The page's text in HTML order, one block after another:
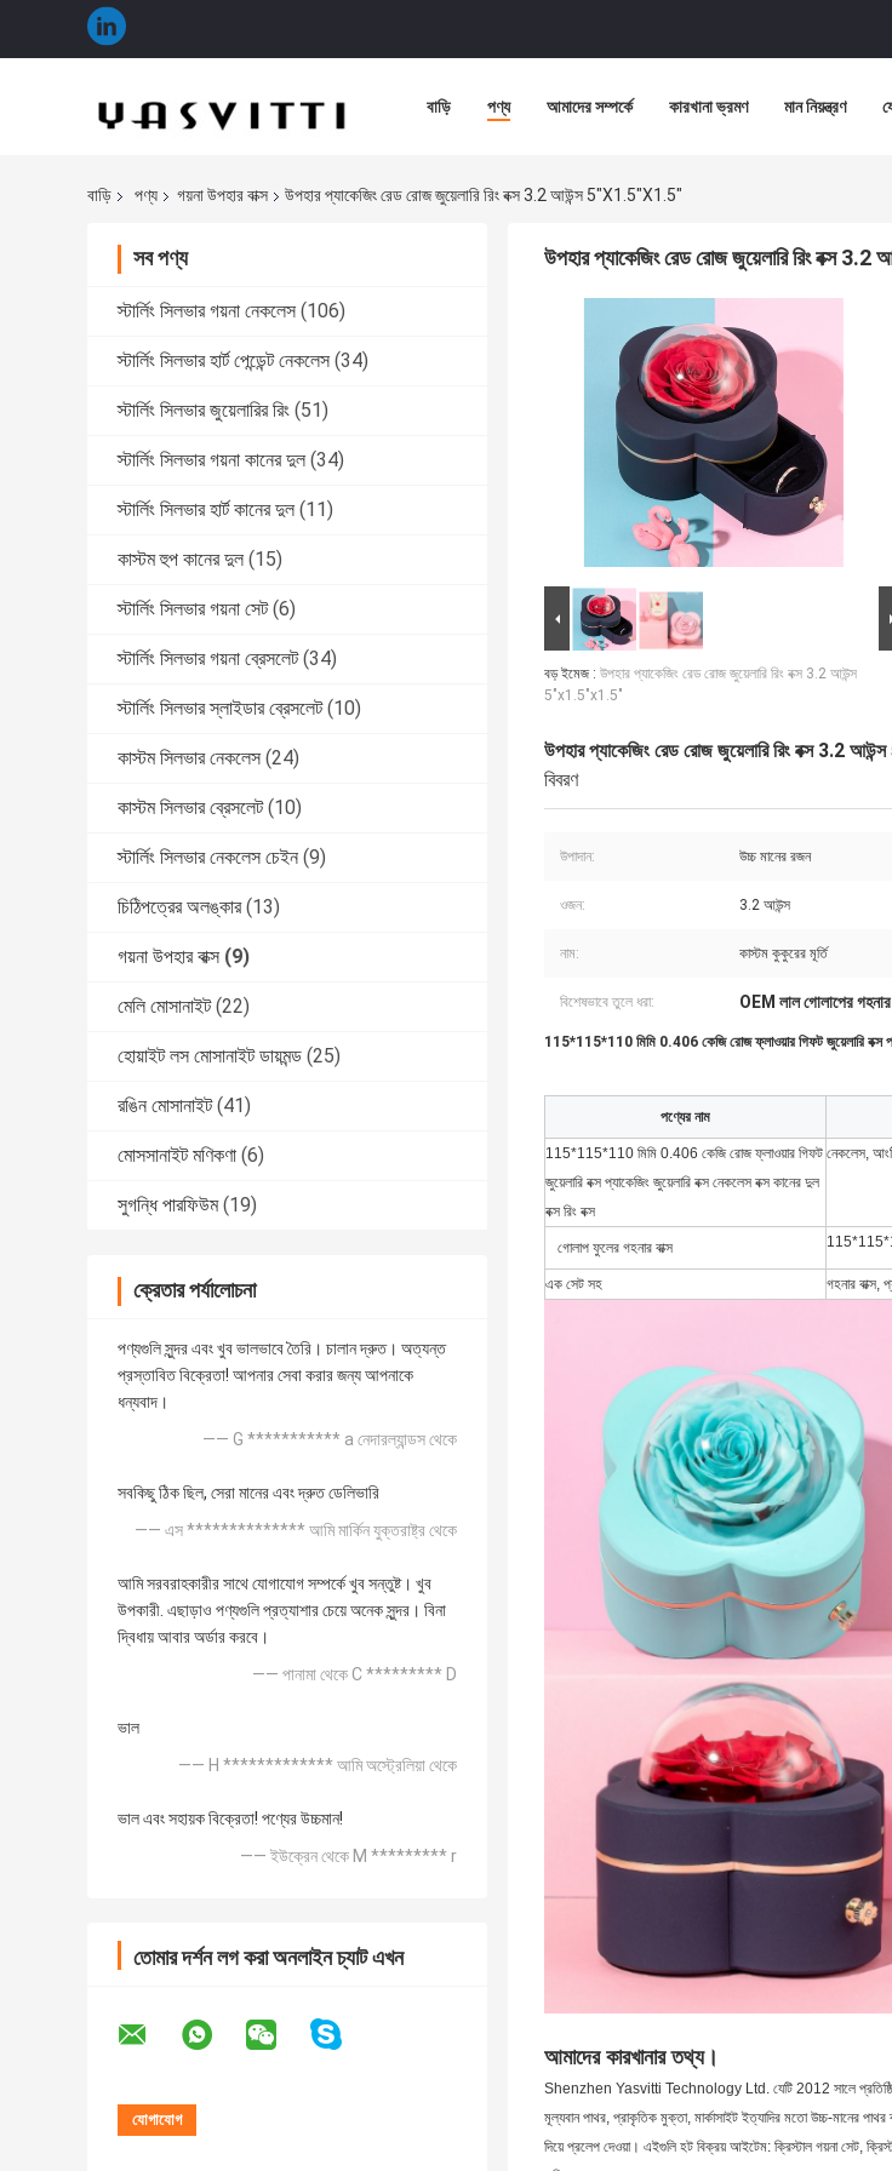
বাড়ি পণ্য আমাদের সম্পর্কে কারখানা ভ্রমণ মান নিয়ন্ত্রণ
বাড়ি পণ্য গয়না উপহার বাক্স উপহার প্যাকেজিং রেড রোজ জুয়েলারি রিং বক্স 3.2 আউন্স 5"x1.5"x1.5"
সব পণ্য
স্টার্লিং সিলভার গয়না নেকলেস (106)
স্টার্লিং সিলভার হার্ট পেন্ডেন্ট নেকলেস (34)
স্টার্লিং সিলভার জুয়েলারির রিং (51)
স্টার্লিং সিলভার গয়না কানের দুল (34)
স্টার্লিং সিলভার হার্ট কানের দুল (11)
কাস্টম হুপ কানের দুল (15)
স্টার্লিং সিলভার গয়না সেট (6)
স্টার্লিং সিলভার গয়না ব্রেসলেট (34)
স্টার্লিং সিলভার স্লাইডার ব্রেসলেট (10)
কাস্টম সিলভার নেকলেস (24)
কাস্টম সিলভার ব্রেসলেট (10)
স্টার্লিং সিলভার নেকলেস চেইন (9)
চিঠিপত্রের অলঙ্কার (13)
গয়না উপহার বাক্স (9)
মেলি মোসানাইট (22)
হোয়াইট লস মোসানাইট ডায়মন্ড (25)
রঙিন মোসানাইট (41)
মোসসানাইট মণিকণা (6)
সুগন্ধি পারফিউম (19)
ক্রেতার পর্যালোচনা
পণ্যগুলি সুন্দর এবং খুব ভালভাবে তৈরি। চালান দ্রুত। অত্যন্ত
প্রস্তাবিত বিক্রেতা! আপনার সেবা করার জন্য আপনাকে
ধন্যবাদ।
—— G *********** a নেদারল্যান্ডস থেকে
সবকিছু ঠিক ছিল, সেরা মানের এবং দ্রুত ডেলিভারি
—— এস ************** আমি মার্কিন যুক্তরাষ্ট্র থেকে
আমি সরবরাহকারীর সাথে যোগাযোগ সম্পর্কে খুব সন্তুষ্ট। খুব
উপকারী. এছাড়াও পণ্যগুলি প্রত্যাশার চেয়ে অনেক সুন্দর। বিনা
দ্বিধায় আবার অর্ডার করবে।
—— পানামা থেকে C ********* D
ভাল
—— H ************* আমি অস্ট্রেলিয়া থেকে
ভাল এবং সহায়ক বিক্রেতা! পণ্যের উচ্চমান!
—— ইউক্রেন থেকে M ********* r
তোমার দর্শন লগ করা অনলাইন চ্যাট এখন
উপহার প্যাকেজিং রেড রোজ জুয়েলারি রিং বক্স
বড় ইমেজ : উপহার প্যাকেজিং রেড রোজ জুয়েলারি রিং বক্স 3.2 আউন্স
5"x1.5"x1.5"
উপহার প্যাকেজিং রেড রোজ জুয়েলারি রিং বক্স 3.2
বিবরণ
উপাদান: উচ্চ মানের রজন
ওজন: 3.2 আউন্স
নাম: কাস্টম কুকুরের মূর্তি
বিশেষভাবে তুলে ধরা: OEM লাল গোলাপের গহনার
115*115*110 মিমি 0.406 কেজি রোজ ফ্লাওয়ার গিফট জুয়েলারি বক্স
পণ্যের নাম
115*115*110 মিমি 0.406 কেজি রোজ ফ্লাওয়ার গিফট
জুয়েলারি বক্স প্যাকেজিং জুয়েলারি বক্স নেকলেস বক্স কানের দুল
বক্স রিং বক্স
নেকলেস,
গোলাপ ফুলের গহনার বাক্স
এক সেট সহ গহনার বাক্স,
আমাদের কারখানার তথ্য।
Shenzhen Yasvitti Technology Ltd. যেটি 2012 সালে প্রতিষ্ঠিত
মূল্যবান পাথর, প্রাকৃতিক মুক্তা, মার্কাসাইট ইত্যাদির মতো উচ্চ-মানের
দিয়ে প্রলেপ দেওয়া। এইগুলি হট বিক্রয় আইটেম: ক্রিস্টাল গয়না সেট,